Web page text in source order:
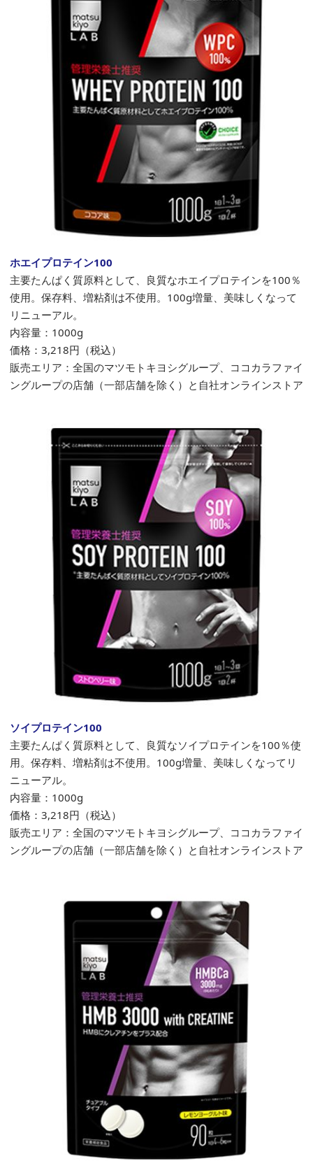
ホエイプロテイン100
主要たんぱく質原料として、良質なホエイプロテインを100％
使用。保存料、増粘剤は不使用。100g増量、美味しくなって
リニューアル。
内容量：1000g
価格： 3,218円（税込）
販売エリア：全国のマツモトキヨシグループ、ココカラファイ
ングループの店舗（一部店舗を除く）と自社オンラインストア
ソイプロテイン100
主要たんぱく質原料として、良質なソイプロテインを100％使
用。保存料、増粘剤は不使用。100g増量、美味しくなってリ
ニューアル。
内容量：1000g
価格： 3,218円（税込）
販売エリア：全国のマツモトキヨシグループ、ココカラファイ
ングループの店舗（一部店舗を除く）と自社オンラインストア